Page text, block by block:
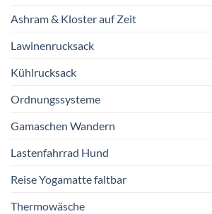
Ashram & Kloster auf Zeit
Lawinenrucksack
Kühlrucksack
Ordnungssysteme
Gamaschen Wandern
Lastenfahrrad Hund
Reise Yogamatte faltbar
Thermowäsche